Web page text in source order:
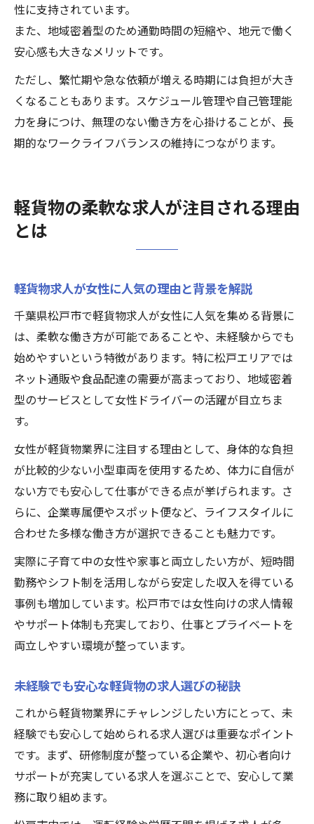
性に支持されています。
また、地域密着型のため通勤時間の短縮や、地元で働く
安心感も大きなメリットです。
ただし、繁忙期や急な依頼が増える時期には負担が大き
くなることもあります。スケジュール管理や自己管理能
力を身につけ、無理のない働き方を心掛けることが、長
期的なワークライフバランスの維持につながります。
軽貨物の柔軟な求人が注目される理由
とは
軽貨物求人が女性に人気の理由と背景を解説
千葉県松戸市で軽貨物求人が女性に人気を集める背景に
は、柔軟な働き方が可能であることや、未経験からでも
始めやすいという特徴があります。特に松戸エリアでは
ネット通販や食品配達の需要が高まっており、地域密着
型のサービスとして女性ドライバーの活躍が目立ちま
す。
女性が軽貨物業界に注目する理由として、身体的な負担
が比較的少ない小型車両を使用するため、体力に自信が
ない方でも安心して仕事ができる点が挙げられます。さ
らに、企業専属便やスポット便など、ライフスタイルに
合わせた多様な働き方が選択できることも魅力です。
実際に子育て中の女性や家事と両立したい方が、短時間
勤務やシフト制を活用しながら安定した収入を得ている
事例も増加しています。松戸市では女性向けの求人情報
やサポート体制も充実しており、仕事とプライベートを
両立しやすい環境が整っています。
未経験でも安心な軽貨物の求人選びの秘訣
これから軽貨物業界にチャレンジしたい方にとって、未
経験でも安心して始められる求人選びは重要なポイント
です。まず、研修制度が整っている企業や、初心者向け
サポートが充実している求人を選ぶことで、安心して業
務に取り組めます。